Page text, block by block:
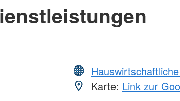
Karte: Link zur